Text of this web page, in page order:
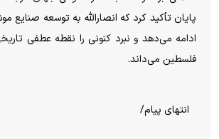
پایان تأکید کرد که انصارالله به توسعه صنایع
ادامه می‌دهد و نبرد کنونی را نقطه عطفی
فلسطین می‌داند.
انتهای پیام/